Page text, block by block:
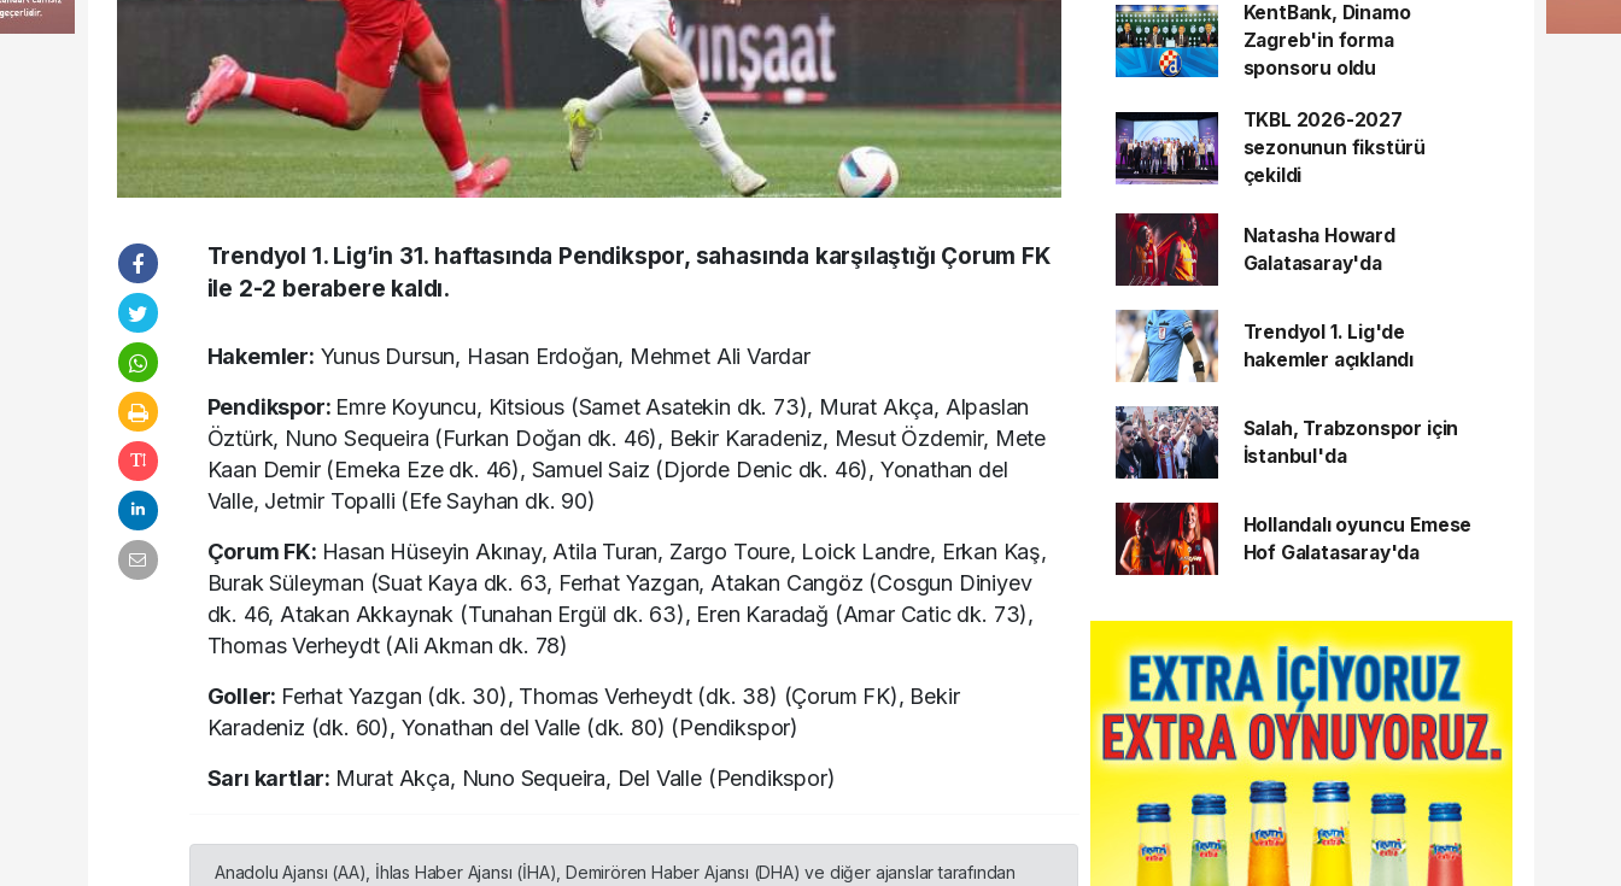
Trendyol 1. Lig’in 31. haftasında Pendikspor, sahasında karşılaştığı Çorum FK
ile 2-2 berabere kaldı.
Hakemler: Yunus Dursun, Hasan Erdoğan, Mehmet Ali Vardar
Pendikspor: Emre Koyuncu, Kitsious (Samet Asatekin dk. 73), Murat Akça, Alpaslan
Öztürk, Nuno Sequeira (Furkan Doğan dk. 46), Bekir Karadeniz, Mesut Özdemir, Mete
Kaan Demir (Emeka Eze dk. 46), Samuel Saiz (Djorde Denic dk. 46), Yonathan del
Valle, Jetmir Topalli (Efe Sayhan dk. 90)
Çorum FK: Hasan Hüseyin Akınay, Atila Turan, Zargo Toure, Loick Landre, Erkan Kaş,
Burak Süleyman (Suat Kaya dk. 63, Ferhat Yazgan, Atakan Cangöz (Cosgun Diniyev
dk. 46, Atakan Akkaynak (Tunahan Ergül dk. 63), Eren Karadağ (Amar Catic dk. 73),
Thomas Verheydt (Ali Akman dk. 78)
Goller: Ferhat Yazgan (dk. 30), Thomas Verheydt (dk. 38) (Çorum FK), Bekir
Karadeniz (dk. 60), Yonathan del Valle (dk. 80) (Pendikspor)
Sarı kartlar: Murat Akça, Nuno Sequeira, Del Valle (Pendikspor)
Anadolu Ajansı (AA), İhlas Haber Ajansı (İHA), Demirören Haber Ajansı (DHA) ve diğer ajanslar tarafından
KentBank, Dinamo
Zagreb'in forma
sponsoru oldu
TKBL 2026-2027
sezonunun fikstürü
çekildi
Natasha Howard
Galatasaray'da
Trendyol 1. Lig'de
hakemler açıklandı
Salah, Trabzonspor için
İstanbul'da
Hollandalı oyuncu Emese
Hof Galatasaray'da